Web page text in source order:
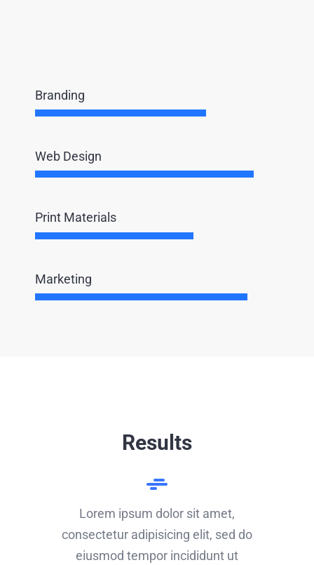
Branding
Web Design
Print Materials
Marketing
Results
Lorem ipsum dolor sit amet,
consectetur adipisicing elit, sed do
eiusmod tempor incididunt ut